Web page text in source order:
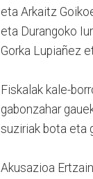
eta Arkaitz
eta Durangoko
Gorka Lupiañez
Fiskalak kale-
gabonzahar
suziriak bota eta
Akusazioa